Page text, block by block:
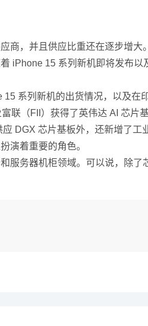
商，并且供应比重还在逐步增大。
iPhone 15 系列新机即将发布
系列新机的出货情况，以及在
联（FII）获得了英伟达 AI 芯片
DGX 芯片基板外，还新增了工
演着重要的角色。
服务器机柜领域。可以说，除了